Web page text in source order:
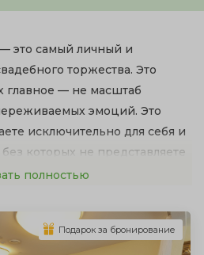
это самый личный и
торжества. Это
главное — не масштаб
эмоций. Это
исключительно для себя и
которых не представляете
и атмосферным местам,
для большого
полностью
Подарок за бронирование